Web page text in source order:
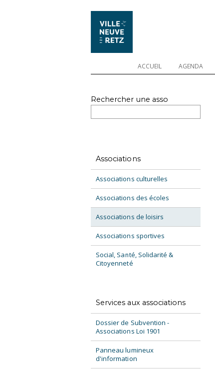
ACCUEIL AGENDA
Rechercher une asso
Associations
Associations culturelles
Associations des écoles
Associations de loisirs
Associations sportives
Social, Santé, Solidarité &
Citoyenneté
Services aux associations
Dossier de Subvention -
Associations Loi 1901
Panneau lumineux
d'information